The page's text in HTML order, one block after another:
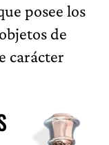
posee los
de
carácter